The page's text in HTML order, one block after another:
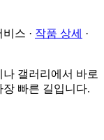
스 · 작품 상세 ·
갤러리에서 바로
빠른 길입니다.